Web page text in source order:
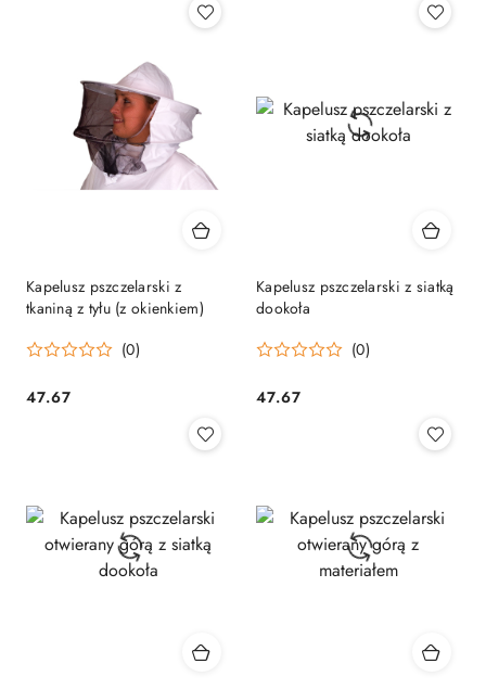
Kapelusz pszczelarski z
tkaniną z tyłu (z okienkiem)
(0)
Cena:
47.67
Kapelusz pszczelarski z siatką
dookoła
(0)
Cena:
47.67